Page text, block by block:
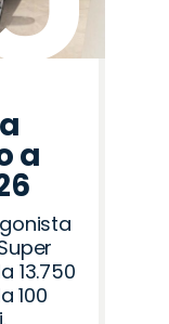
a
13.750
100